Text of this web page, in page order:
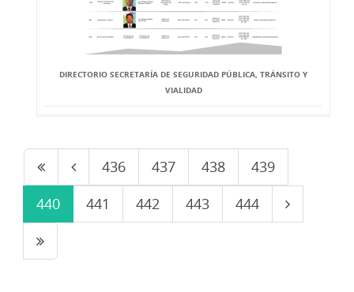
DIRECTORIO SECRETARÍA DE SEGURIDAD PÚBLICA, TRÁNSITO Y
VIALIDAD
436 437 438
439
440
441 442 443 444